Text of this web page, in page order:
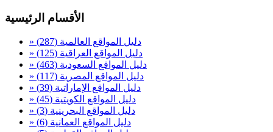
الأقسام الرئيسية
» دليل المواقع العالمية (287)
» دليل المواقع العراقية (125)
» دليل المواقع السعودية (463)
» دليل المواقع المصرية (117)
» دليل المواقع الإماراتية (39)
» دليل المواقع الكويتية (45)
» دليل المواقع البحرينية (3)
» دليل المواقع العمانية (6)